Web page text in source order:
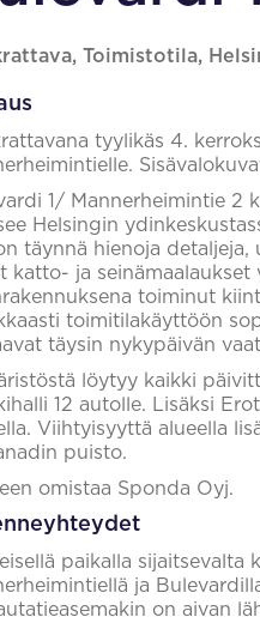
Toimistotila,
tyylikäs 4.
1/ Mannerheimintie 2
Helsingin
täynnä hienoja detaljeja,
katto- ja
toiminut
toimitilakäyttöön
täysin nykypäivän
löytyy kaikki
12 autolle. Lisäksi
Viihtyisyyttä alueella
puisto.
omistaa Sponda Oyj.
paikalla
ja
on aivan